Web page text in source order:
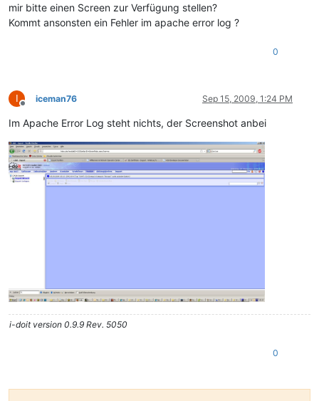
mir bitte einen Screen zur Verfügung stellen?
Kommt ansonsten ein Fehler im apache error log ?
0
I
Offline
iceman76 Sep 15, 2009, 1:24 PM
Im Apache Error Log steht nichts, der Screenshot anbei
i-doit version 0.9.9 Rev. 5050
0